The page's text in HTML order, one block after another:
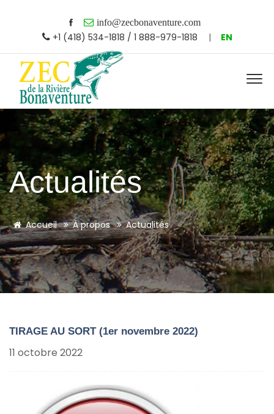
info@zecbonaventure.com
+1 (418) 534-1818 / 1 888-979-1818 | EN
Actualités
Accueil À propos Actualités
TIRAGE AU SORT (1er novembre 2022)
11 octobre 2022